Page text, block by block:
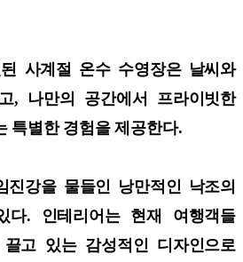
사계절 온수 수영장은 날씨와
, 나만의 공간에서 프라이빗한
특별한 경험을 제공한다.
진강을 물들인 낭만적인 낙조의
다. 인테리어는 현재 여행객들
고 있는 감성적인 디자인으로